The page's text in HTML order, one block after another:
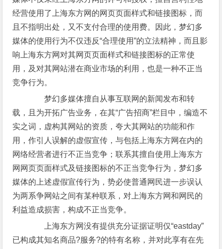
经营使用了上海东方网的网页页面样式和链接图标，而
且不指明出处，又不支付合理的使用费。因此，梦幻多
媒体的使用行为不仅违反“合理使用”的立法精神，而且影
响上海东方网对其网页页面样式和链接图标的正常使
用，及对其网站潜在商业市场的利用，也是一种不正当
竞争行为。
梦幻多媒体擅自从事互联网的新闻发布和转
载，且为开拓广告业务，在其“广告招商”栏目中，编造不
实之词，虚构其网站的资质，夸大其网站的功能和作
用，作引人误解的虚假宣传，与包括上海东方网在内的
网络经营者进行不正当竞争；联系其擅自使用上海东方
网网页页面样式及链接图标的不正当竞争行为，梦幻多
媒体的上述虚假宣传行为，势必使普通网民进一步误认
为两系争网站之间有某种联系，对上海东方网和网民的
利益造成损害，构成不正当竞争。
上海东方网没有提供充分证据证明仅“eastday”
已构成其知名商品?服务?的特有名称，并对此享有在先